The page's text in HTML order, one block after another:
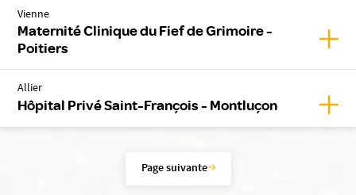
Vienne
Maternité Clinique du Fief de Grimoire -
Poitiers
Allier
Hôpital Privé Saint-François - Montluçon
Page suivante